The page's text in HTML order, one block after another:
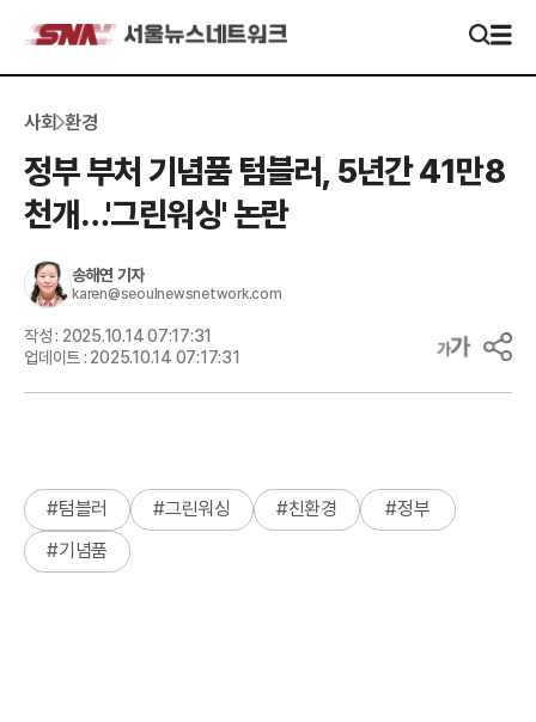
사회 환경
정부 부처 기념품 텀블러, 5년간 41만8
천개…'그린워싱' 논란
송해연 기자
karen@seoulnewsnetwork.com
작성 : 2025.10.14 07:17:31
업데이트 : 2025.10.14 07:17:31
#텀블러 #그린워싱 #친환경 #정부
#기념품